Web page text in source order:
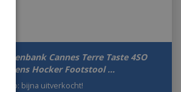
Voetenbank Cannes Terre Taste 4SO
Kussens Hocker Footstool …
Let op: bijna uitverkocht!